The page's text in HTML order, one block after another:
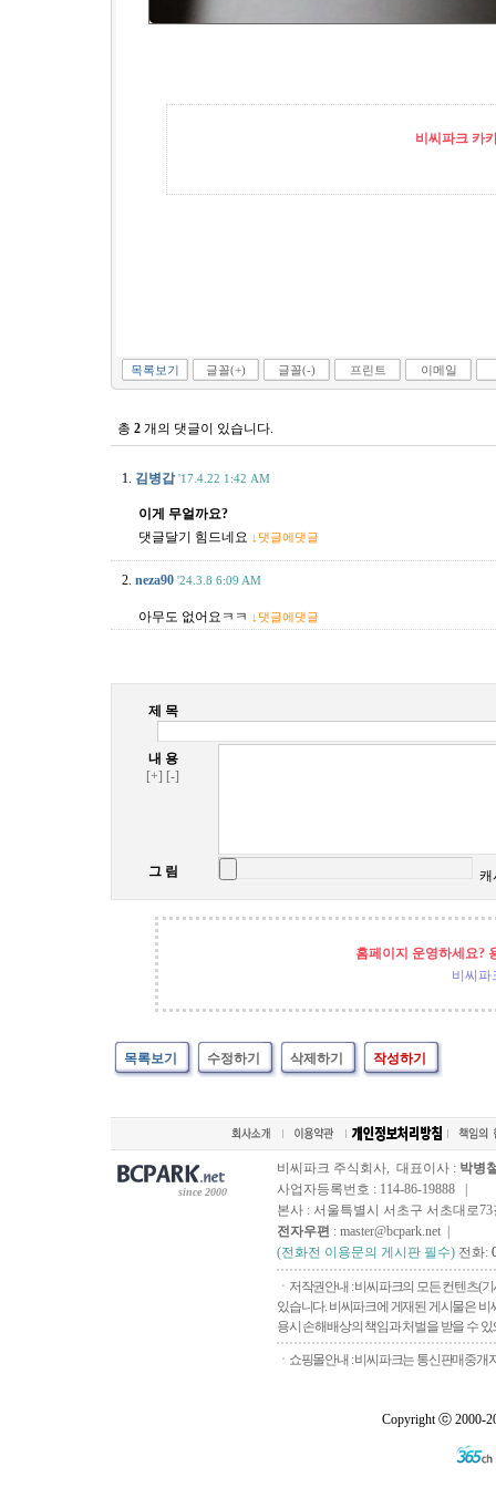
비씨파크 카
목록보기 글꼴(+) 글꼴(-) 프린트 이메일
총 2 개의 댓글이 있습니다.
1. 김병갑 '17.4.22 1:42 AM
이게 무얼까요?
댓글달기 힘드네요 ↓댓글에댓글
2. neza90 '24.3.8 6:09 AM
아무도 없어요ㅋㅋ ↓댓글에댓글
제 목
내 용
[+] [-]
그 림 캐
홈페이지 운영하세요?
비씨파
목록보기 수정하기 삭제하기 작성하기
since 2000
비씨파크 주식회사, 대표이사 : 박병
사업자등록번호 : 114-86-19888 |
본사 : 서울특별시 서초구 서초대로73
전자우편 : master@bcpark.net |
(전화전 이용문의 게시판 필수) 전화:
ㆍ저작권안내 : 비씨파크의 모든 컨텐츠(
있습니다. 비씨파크에 게재된 게시물은
용시 손해배상의 책임과 처벌을 받을 수
ㆍ쇼핑몰안내 : 비씨파크는 통신판매중개
Copyright ⓒ 2000-